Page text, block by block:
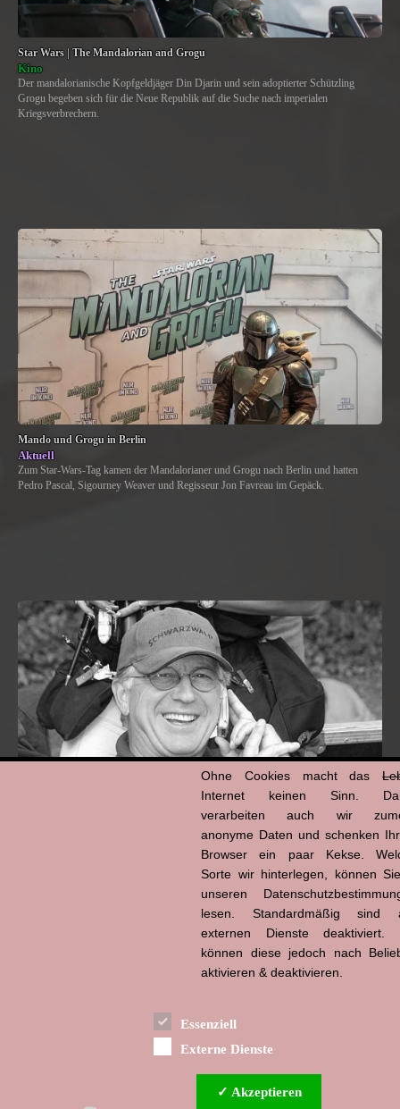
Star Wars | The Mandalorian and Grogu
Kino
Der mandalorianische Kopfgeldjäger Din Djarin und sein adoptierter Schützling
Grogu begeben sich für die Neue Republik auf die Suche nach imperialen
Kriegsverbrechern.
Mando und Grogu in Berlin
Aktuell
Zum Star-Wars-Tag kamen der Mandalorianer und Grogu nach Berlin und hatten
Pedro Pascal, Sigourney Weaver und Regisseur Jon Favreau im Gepäck.
Ohne Cookies macht das
Internet keinen Sinn.
verarbeiten auch wir
anonyme Daten und schenken
Browser ein paar Kekse.
Sorte wir hinterlegen, können
unseren
lesen. Standardmäßig sind
externen Dienste deaktiviert.
können diese jedoch nach
aktivieren & deaktivieren.
Essenziell
Externe Dienste
✓ Akzeptieren